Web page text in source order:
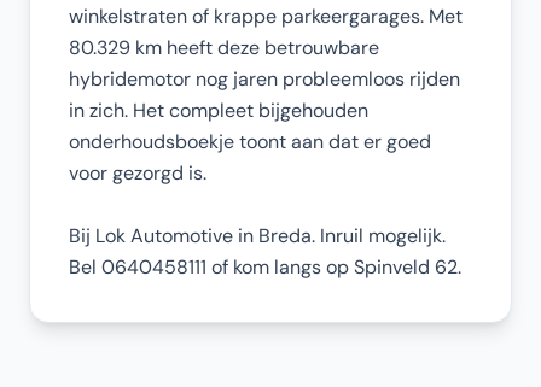
winkelstraten of krappe parkeergarages. Met
80.329 km heeft deze betrouwbare
hybridemotor nog jaren probleemloos rijden
in zich. Het compleet bijgehouden
onderhoudsboekje toont aan dat er goed
voor gezorgd is.
Bij Lok Automotive in Breda. Inruil mogelijk.
Bel 0640458111 of kom langs op Spinveld 62.